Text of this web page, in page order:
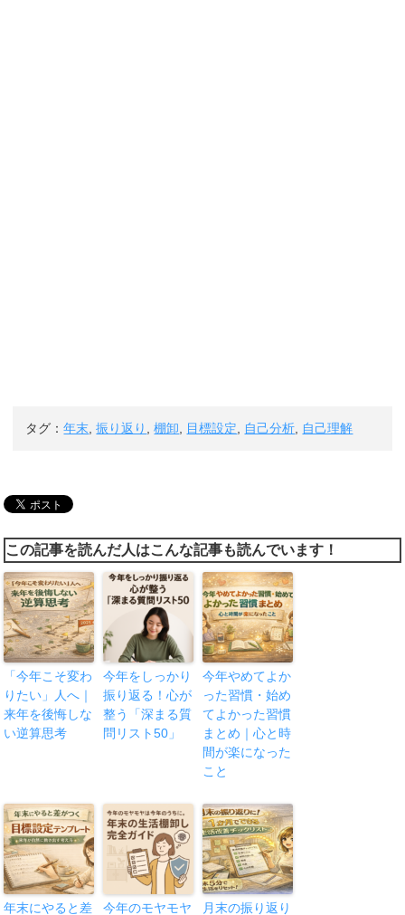
タグ：年末 ,振り返り ,棚卸 目標設定 自己分析 自己理解
この記事を読んだ人はこんな記事も読んでいます！
「今年こそ変わ
りたい」人へ｜
来年を後悔しな
い逆算思考
今年をしっかり
振り返る！心が
整う「深まる質
問リスト50」
今年やめてよか
った習慣・始め
てよかった習慣
まとめ｜心と時
間が楽になった
こと
年末にやると差 今年のモヤモヤ 月末の振り返り